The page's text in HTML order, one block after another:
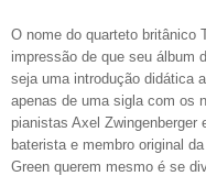
O nome do quarteto britânico
impressão de que seu álbum
seja uma introdução didática
apenas de uma sigla com os
pianistas Axel
baterista e membro original
Green querem mesmo é se